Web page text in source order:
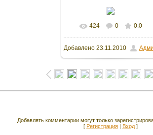
424 0 0.0
Добавлено 23.11.2010
Добавлять комментарии могут только
[ Регистрация | Вход ]